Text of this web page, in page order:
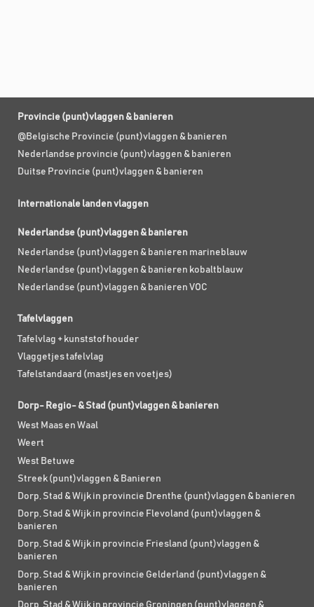
Provincie (punt)vlaggen & banieren
@Belgische Provincie (punt)vlaggen & banieren
Nederlandse provincie (punt)vlaggen & banieren
Duitse Provincie (punt)vlaggen & banieren
Internationale landen vlaggen
Nederlandse (punt)vlaggen & banieren
Nederlandse (punt)vlaggen & banieren marineblauw
Nederlandse (punt)vlaggen & banieren kobaltblauw
Nederlandse (punt)vlaggen & banieren VOC
Tafelvlaggen
Tafelvlag + kunststof houder
Vlaggetjes tafelvlag
Tafelstandaard (mastjes en voetjes)
Dorp- Regio- & Stad (punt)vlaggen & banieren
West Maas en Waal
Weert
West Betuwe
Streek (punt)vlaggen & Banieren
Dorp, Stad & Wijk in provincie Drenthe (punt)vlaggen & banieren
Dorp, Stad & Wijk in provincie Flevoland (punt)vlaggen &
banieren
Dorp, Stad & Wijk in provincie Friesland (punt)vlaggen &
banieren
Dorp, Stad & Wijk in provincie Gelderland (punt)vlaggen &
banieren
Dorp, Stad & Wijk in provincie Groningen (punt)vlaggen &